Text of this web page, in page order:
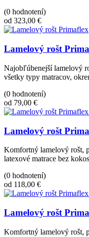
(0 hodnotení)
od 323,00 €
Lamelový rošt
Najobľúbenejší lamelový
všetky typy matracov,
(0 hodnotení)
od 79,00 €
Lamelový rošt
Komfortný lamelový rošt,
latexové matrace bez
(0 hodnotení)
od 118,00 €
Lamelový rošt
Komfortný lamelový rošt,